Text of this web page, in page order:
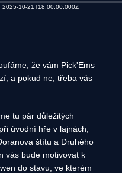
2025-10-21T18:00:00.000Z
že vám Pick'Ems
a pokud ne, třeba vás
tu pár důležitých
úvodní hře v lajnách,
štítu a Druhého
vás bude motivovat k
do stavu, ve kterém